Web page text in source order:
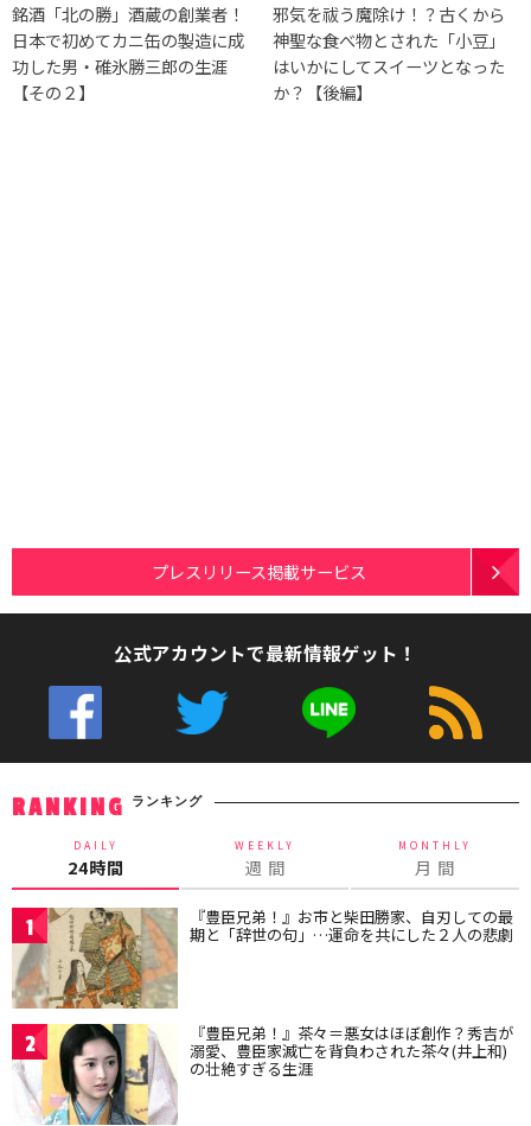
銘酒「北の勝」酒蔵の創業者！
日本で初めてカニ缶の製造に成
功した男・碓氷勝三郎の生涯
【その２】
邪気を祓う魔除け！？古くから
神聖な食べ物とされた「小豆」
はいかにしてスイーツとなった
か？【後編】
プレスリリース掲載サービス
公式アカウントで最新情報ゲット！
RANKING ランキング
DAILY
24時間
WEEKLY
週 間
MONTHLY
月 間
1 『豊臣兄弟！』お市と柴田勝家、自刃しての最
期と「辞世の句」…運命を共にした２人の悲劇
2 『豊臣兄弟！』茶々＝悪女はほぼ創作？秀吉が
溺愛、豊臣家滅亡を背負わされた茶々(井上和)
の壮絶すぎる生涯